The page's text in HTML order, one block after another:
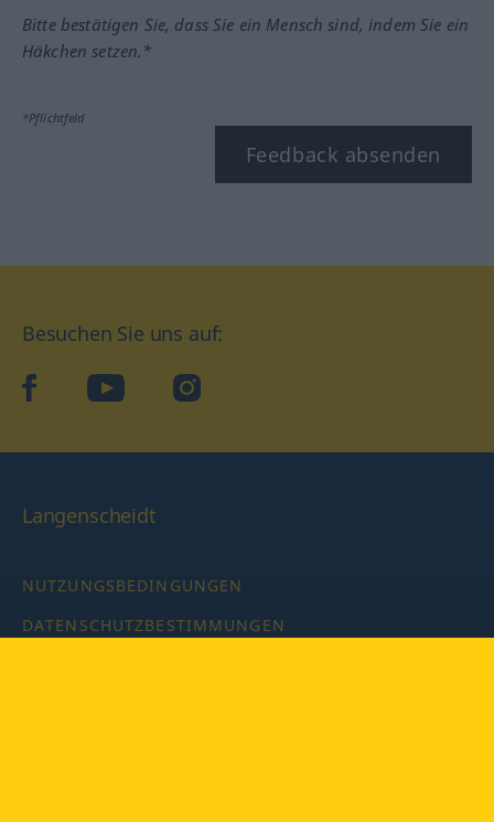
Bitte bestätigen Sie, dass Sie ein Mensch sind, indem Sie ein
Häkchen setzen.*
*Pflichtfeld
Feedback absenden
Besuchen Sie uns auf:
facebookYouTube Instagram
Langenscheidt
NUTZUNGSBEDINGUNGEN
DATENSCHUTZBESTIMMUNGEN